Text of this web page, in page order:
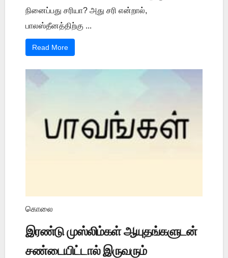
நினைப்பது சரியா? அது சரி என்றால்,
பாலஸ்தீனத்திற்கு ...
Read More
கொலை
இரண்டு முஸ்லிம்கள் ஆயுதங்களுடன்
சண்டையிட்டால் இருவரும்